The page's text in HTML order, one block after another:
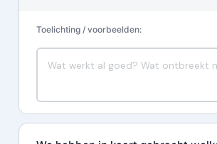
Toelichting / voorbeelden: